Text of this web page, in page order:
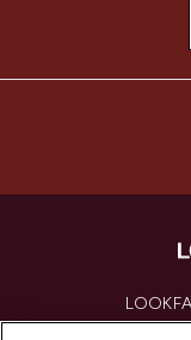
beauté